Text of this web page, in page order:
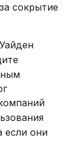
сокрытие
если они